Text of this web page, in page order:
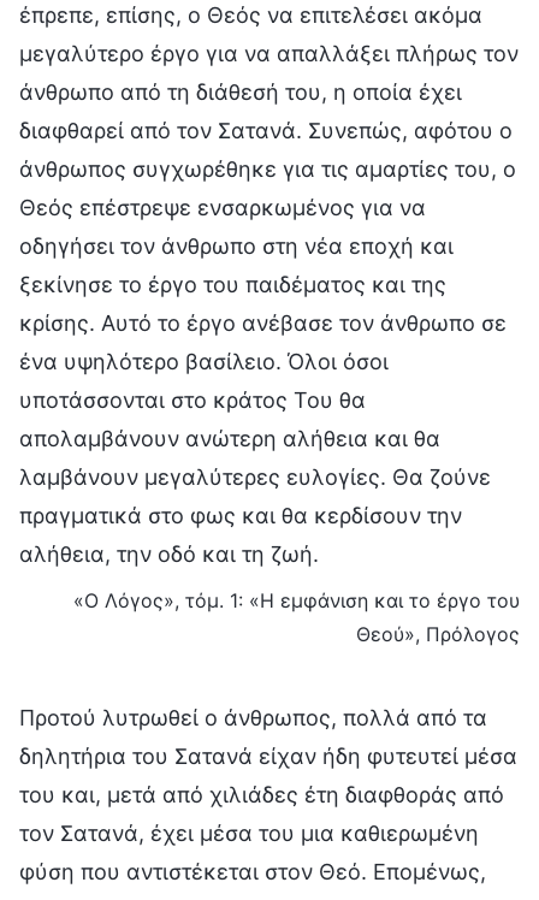
έπρεπε, επίσης, ο Θεός να επιτελέσει ακόμα
μεγαλύτερο έργο για να απαλλάξει πλήρως τον
άνθρωπο από τη διάθεσή του, η οποία έχει
διαφθαρεί από τον Σατανά. Συνεπώς, αφότου ο
άνθρωπος συγχωρέθηκε για τις αμαρτίες του, ο
Θεός επέστρεψε ενσαρκωμένος για να
οδηγήσει τον άνθρωπο στη νέα εποχή και
ξεκίνησε το έργο του παιδέματος και της
κρίσης. Αυτό το έργο ανέβασε τον άνθρωπο σε
ένα υψηλότερο βασίλειο. Όλοι όσοι
υποτάσσονται στο κράτος Του θα
απολαμβάνουν ανώτερη αλήθεια και θα
λαμβάνουν μεγαλύτερες ευλογίες. Θα ζούνε
πραγματικά στο φως και θα κερδίσουν την
αλήθεια, την οδό και τη ζωή.
«Ο Λόγος», τόμ. 1: «Η εμφάνιση και το έργο του
Θεού», Πρόλογος
Προτού λυτρωθεί ο άνθρωπος, πολλά από τα
δηλητήρια του Σατανά είχαν ήδη φυτευτεί μέσα
του και, μετά από χιλιάδες έτη διαφθοράς από
τον Σατανά, έχει μέσα του μια καθιερωμένη
φύση που αντιστέκεται στον Θεό. Επομένως,